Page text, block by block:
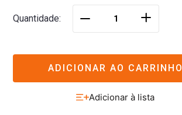
Quantidade ＋
ADICIONAR AO CARRINHO